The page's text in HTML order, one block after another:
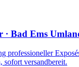
· Bad Ems
professioneller
sofort versandbereit.